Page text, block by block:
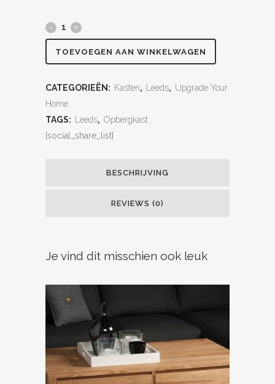
TOEVOEGEN AAN WINKELWAGEN
CATEGORIEËN: Kasten, Leeds, Upgrade Your
Home
TAGS: Leeds, Opbergkast
[social_share_list]
BESCHRIJVING
REVIEWS (0)
Je vind dit misschien ook leuk